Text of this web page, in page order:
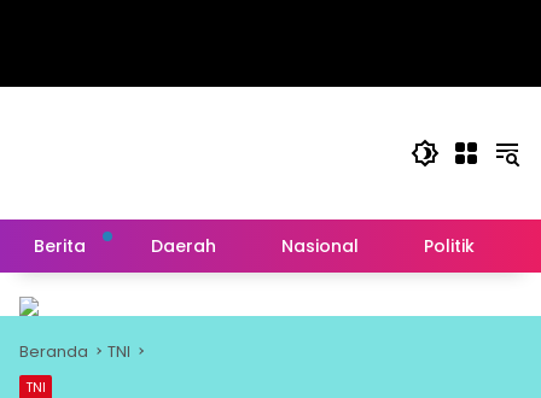
Berita Daerah Nasional Politik
Beranda TNI
TNI